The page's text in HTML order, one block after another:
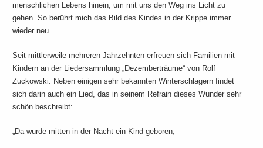
menschlichen Lebens hinein, um mit uns den Weg ins Licht zu
gehen. So berührt mich das Bild des Kindes in der Krippe immer
wieder neu.
Seit mittlerweile mehreren Jahrzehnten erfreuen sich Familien mit
Kindern an der Liedersammlung „Dezemberträume“ von Rolf
Zuckowski. Neben einigen sehr bekannten Winterschlagern findet
sich darin auch ein Lied, das in seinem Refrain dieses Wunder sehr
schön beschreibt:
„Da wurde mitten in der Nacht ein Kind geboren,